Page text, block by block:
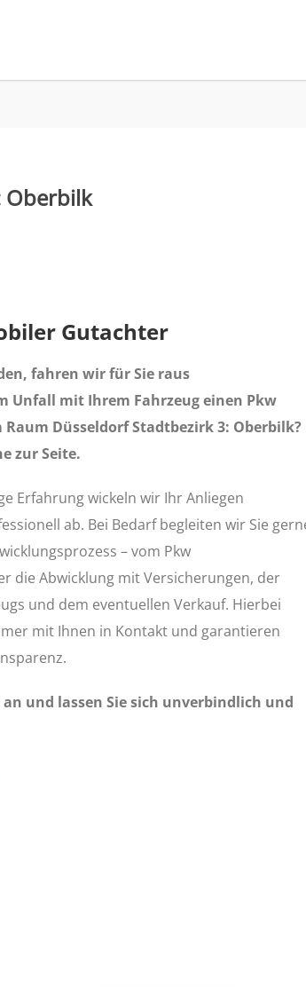
Oberbilk
Gutachter
fahren wir für Sie raus
Unfall mit Ihrem Fahrzeug einen Pkw
Düsseldorf Stadtbezirk 3: Oberbilk?
zur Seite.
Erfahrung wickeln wir Ihr Anliegen
ab. Bei Bedarf begleiten wir Sie
– vom Pkw
die Abwicklung mit Versicherungen, der
und dem eventuellen Verkauf. Hierbei
mit Ihnen in Kontakt und garantieren
und lassen Sie sich unverbindlich und